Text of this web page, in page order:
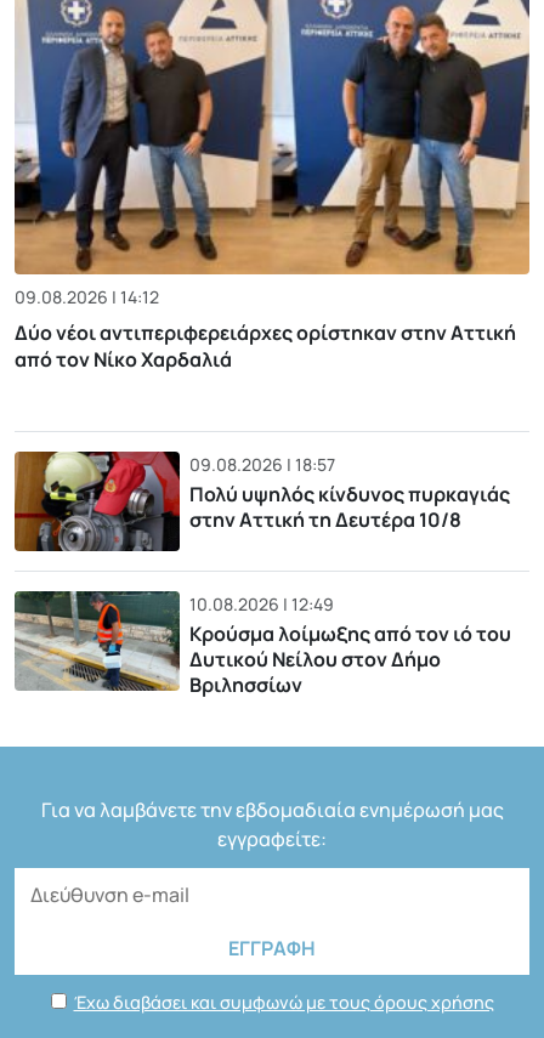
09.08.2026 | 14:12
Δύο νέοι αντιπεριφερειάρχες ορίστηκαν στην Αττική
από τον Νίκο Χαρδαλιά
09.08.2026 | 18:57
Πολύ υψηλός κίνδυνος πυρκαγιάς
στην Αττική τη Δευτέρα 10/8
10.08.2026 | 12:49
Κρούσμα λοίμωξης από τον ιό του
Δυτικού Νείλου στον Δήμο
Βριλησσίων
Για να λαμβάνετε την εβδομαδιαία ενημέρωσή μας
εγγραφείτε:
Έχω διαβάσει και συμφωνώ με τους όρους χρήσης